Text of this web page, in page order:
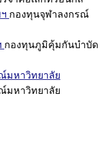
กองทุนจุฬาลงกรณ์
กองทุนภูมิคุ้มกันบำบัด
มหาวิทยาลัย
มหาวิทยาลัย